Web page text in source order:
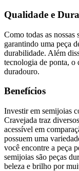
Qualidade e
Como todas as
garantindo uma peça
durabilidade. Além
tecnologia de ponta, o
duradouro.
Benefícios
Investir em semijoias
Cravejada traz
acessível em
possuem uma
você encontre a peça
semijoias são peças
beleza e brilho por